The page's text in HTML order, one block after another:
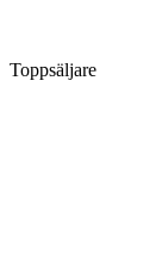
Toppsäljare